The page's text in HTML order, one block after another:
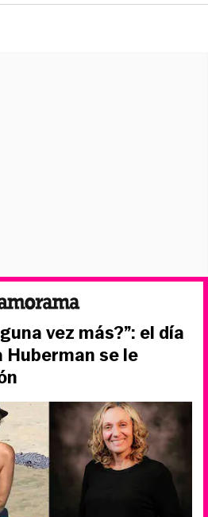
vez más?”: el día
Huberman se le